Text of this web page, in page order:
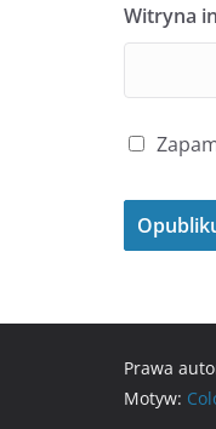
Witryna
Prawa
Motyw: